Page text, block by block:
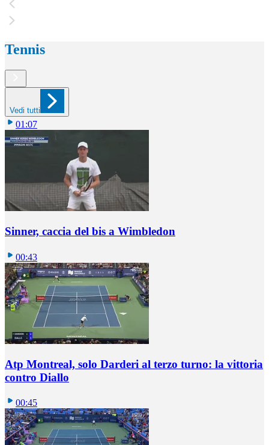
Tennis
Vedi tutti
01:07
Sinner, caccia del bis a Wimbledon
00:43
Atp Montreal, solo Darderi al terzo turno: la vittoria
contro Diallo
00:45